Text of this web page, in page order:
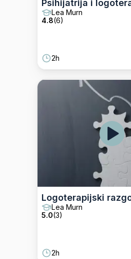
Psihijatrija i
Lea Murn
4.8(6)
2h
Logoterapijski
Lea Murn
5.0(3)
2h